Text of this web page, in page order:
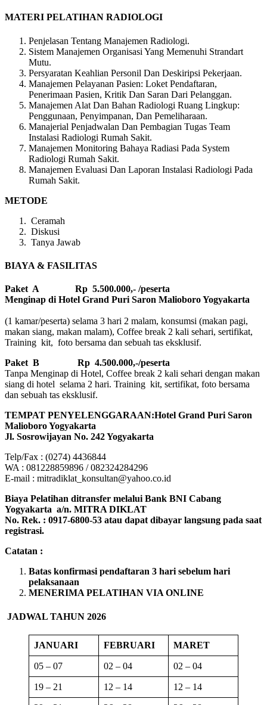
MATERI PELATIHAN RADIOLOGI
Penjelasan Tentang Manajemen Radiologi.
Sistem Manajemen Organisasi Yang Memenuhi Strandart
Mutu.
Persyaratan Keahlian Personil Dan Deskiripsi Pekerjaan.
Manajemen Pelayanan Pasien: Loket Pendaftaran,
Penerimaan Pasien, Kritik Dan Saran Dari Pelanggan.
Manajemen Alat Dan Bahan Radiologi Ruang Lingkup:
Penggunaan, Penyimpanan, Dan Pemeliharaan.
Manajerial Penjadwalan Dan Pembagian Tugas Team
Instalasi Radiologi Rumah Sakit.
Manajemen Monitoring Bahaya Radiasi Pada System
Radiologi Rumah Sakit.
Manajemen Evaluasi Dan Laporan Instalasi Radiologi Pada
Rumah Sakit.
METODE
Ceramah
Diskusi
Tanya Jawab
BIAYA & FASILITAS
Paket A Rp 5.500.000,- /peserta
Menginap di Hotel Grand Puri Saron Malioboro Yogyakarta
(1 kamar/peserta) selama 3 hari 2 malam, konsumsi (makan pagi,
makan siang, makan malam), Coffee break 2 kali sehari, sertifikat,
Training kit, foto bersama dan sebuah tas eksklusif.
Paket B
Rp 4.500.000,-/peserta
Tanpa Menginap di Hotel, Coffee break 2 kali sehari dengan makan
siang di hotel selama 2 hari. Training kit, sertifikat, foto bersama
dan sebuah tas eksklusif.
TEMPAT PENYELENGGARAAN:Hotel Grand Puri Saron
Malioboro Yogyakarta
Jl. Sosrowijayan No. 242 Yogyakarta
Telp/Fax : (0274) 4436844
WA : 081228859896 / 082324284296
E-mail : mitradiklat_konsultan@yahoo.co.id
Biaya Pelatihan ditransfer melalui Bank BNI Cabang
Yogyakarta a/n. MITRA DIKLAT
No. Rek. : 0917-6800-53 atau dapat dibayar langsung pada saat
registrasi.
Catatan :
Batas konfirmasi pendaftaran 3 hari sebelum hari
pelaksanaan
MENERIMA PELATIHAN VIA ONLINE
JADWAL TAHUN 2026
JANUARI FEBRUARI MARET
05 – 07 02 – 04 02 – 04
19 – 21 12 – 14 12 – 14